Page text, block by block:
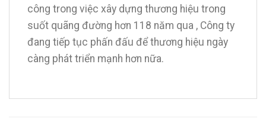
công trong việc xây dựng thương hiệu trong
suốt quãng đường hơn 118 năm qua , Công ty
đang tiếp tục phấn đấu để thương hiệu ngày
càng phát triển mạnh hơn nữa.